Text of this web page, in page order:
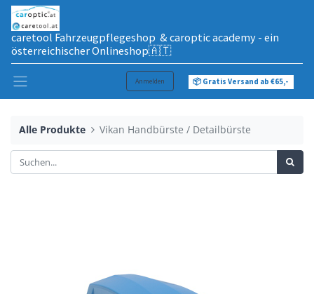
caretool Fahrzeugpflegeshop & caroptic academy - ein
österreichischer Onlineshop🇦🇹
Anmelden 📦 Gratis Versand ab €65,-
Alle Produkte Vikan Handbürste / Detailbürste